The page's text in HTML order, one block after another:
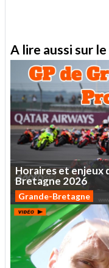
A lire aussi sur
Horairesetenjeux
Bretagne 2026
Grande-Bretagne